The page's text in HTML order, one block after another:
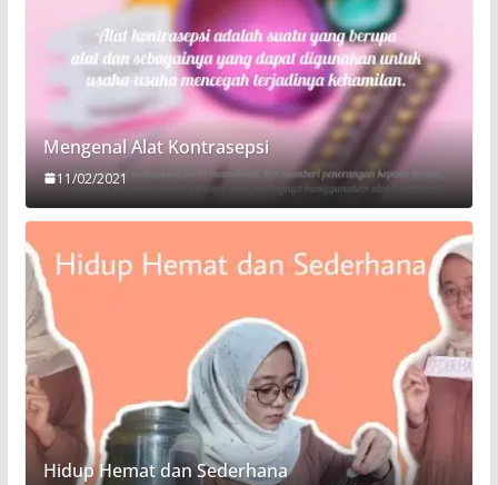
Mengenal Alat Kontrasepsi
11/02/2021
Hidup Hemat dan Sederhana